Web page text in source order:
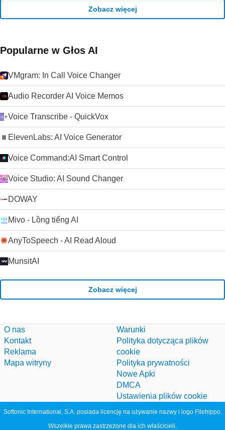
Zobacz więcej
Popularne w Głos AI
VMgram: In Call Voice Changer
Audio Recorder AI Voice Memos
Voice Transcribe - QuickVox
ElevenLabs: AI Voice Generator
Voice Command:AI Smart Control
Voice Studio: AI Sound Changer
DOWAY
Mivo - Lồng tiếng AI
AnyToSpeech - AI Read Aloud
MunsitAI
Zobacz więcej
O nas
Kontakt
Reklama
Mapa witryny
Warunki
Polityka dotycząca plików
cookie
Polityka prywatności
Nowe Apki
DMCA
Ustawienia plików cookie
Softonic International, S.A. posiada licencję na używanie nazwy i logo Filehippo.
Wszelkie prawa zastrzeżone dla ich właścicieli.